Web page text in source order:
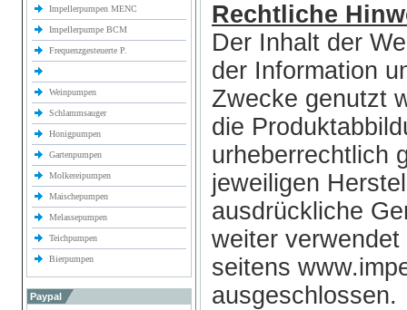
Impellerpumpen MENC
Impellerpumpe BCM
Frequenzgesteuerte P.
Weinpumpen
Schlammsauger
Honigpumpen
Gartenpumpen
Molkereipumpen
Maischepumpen
Melassepumpen
Teichpumpen
Bierpumpen
Paypal
Rechtliche
Der Inhalt der
der Information
Zwecke genutzt
die
urheberrechtlich
jeweiligen
ausdrückliche
weiter
seitens
ausgeschlossen.